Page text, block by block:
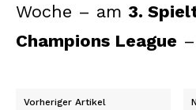
Woche – am 3.
Champions League
Vorheriger Artikel